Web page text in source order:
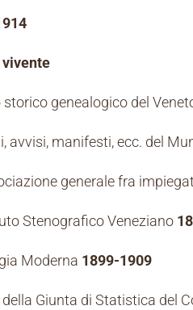
vivente
genealogico del
avvisi, manifesti, ecc. del
generale fra
Stenografico Veneziano
Moderna 1899-1909
Giunta di Statistica del